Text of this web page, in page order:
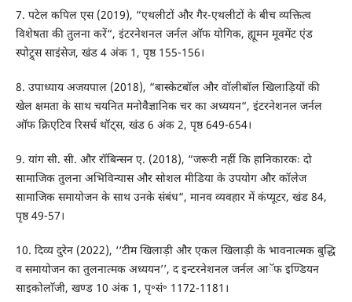
7. पटेल कपिल एस (2019), “एथलीटों और गैर-एथलीटों के बीच व्यक्तित्व
विशेषता की तुलना करें“, इंटरनेशनल जर्नल ऑफ योगिक, ह्यूमन मूवमेंट एंड
स्पोट्र्स साइंसेज, खंड 4 अंक 1, पृष्ठ 155-156।
8. उपाध्याय अजयपाल (2018), “बास्केटबॉल और वॉलीबॉल खिलाड़ियों की
खेल क्षमता के साथ चयनित मनोवैज्ञानिक चर का अध्ययन“, इंटरनेशनल जर्नल
ऑफ क्रिएटिव रिसर्च थॉट्स, खंड 6 अंक 2, पृष्ठ 649-654।
9. यांग सी. सी. और रॉबिन्सन ए. (2018), “जरूरी नहीं कि हानिकारकः दो
सामाजिक तुलना अभिविन्यास और सोशल मीडिया के उपयोग और कॉलेज
सामाजिक समायोजन के साथ उनके संबंध“, मानव व्यवहार में कंप्यूटर, खंड 84,
पृष्ठ 49-57।
10. दिव्य दुरेन (2022), ‘‘टीम खिलाड़ी और एकल खिलाड़ी के भावनात्मक बुद्धि
व समायोजन का तुलनात्मक अध्ययन’’, द इन्टरनेशनल जर्नल आॅफ इण्डियन
साइकोलाॅजी, खण्ड 10 अंक 1, पृ॰सं॰ 1172-1181।